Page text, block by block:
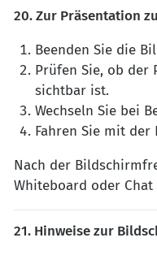
20. Zur Präsentation
Beenden Sie die
Prüfen Sie, ob der
sichtbar ist.
Wechseln Sie bei
Fahren Sie mit
Nach der
Whiteboard oder
21. Hinweise zur